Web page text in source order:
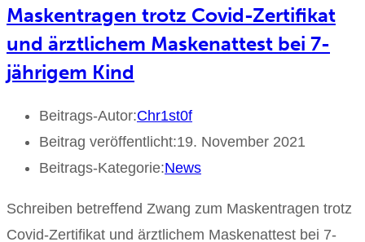
Maskentragen trotz Covid-Zertifikat
und ärztlichem Maskenattest bei 7-
jährigem Kind
Beitrags-Autor:Chr1st0f
Beitrag veröffentlicht:19. November 2021
Beitrags-Kategorie:News
Schreiben betreffend Zwang zum Maskentragen trotz
Covid-Zertifikat und ärztlichem Maskenattest bei 7-